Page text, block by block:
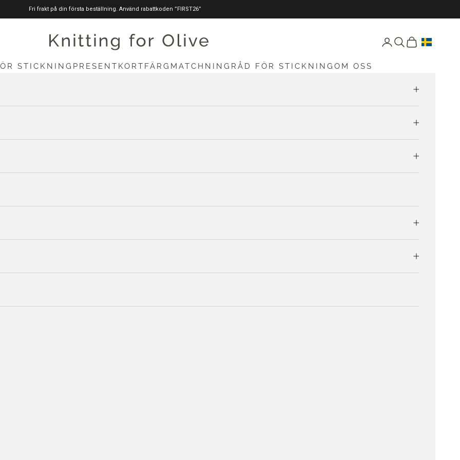
Fri frakt på din första beställning. Använd rabattkoden ”FIRST26”
stickningförolive.com Öppna konto-sida
Öppen sökning
Öppna vagnen
STICKNING PRESENTKORT FÄRGMATCHNING RÅD FÖR STICKNING OM OSS